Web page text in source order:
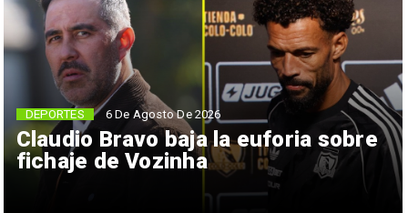
Claudio Bravo baja la euforia sobre
fichaje de Vozinha
DEPORTES 6 De Agosto De 2026